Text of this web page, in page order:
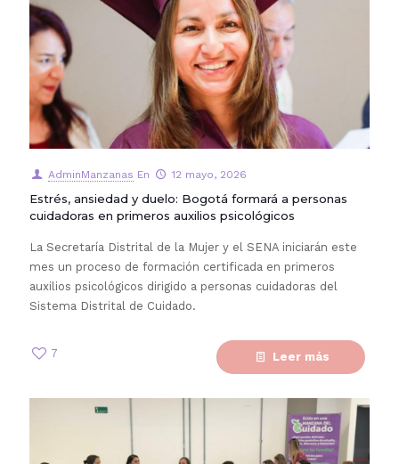
AdminManzanas En 12 mayo, 2026
Estrés, ansiedad y duelo: Bogotá formará a personas
cuidadoras en primeros auxilios psicológicos
La Secretaría Distrital de la Mujer y el SENA iniciarán este
mes un proceso de formación certificada en primeros
auxilios psicológicos dirigido a personas cuidadoras del
Sistema Distrital de Cuidado.
7 Leer más